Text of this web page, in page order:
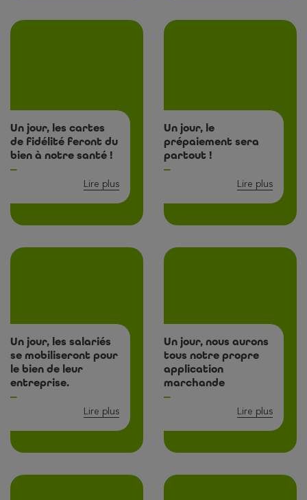
Un jour, les cartes
de fidélité feront du
bien à notre santé !
Lire plus
Un jour, le
prépaiement sera
partout !
Lire plus
Un jour, les salariés
se mobiliseront pour
le bien de leur
entreprise.
Lire plus
Un jour, nous aurons
tous notre propre
application
marchande
Lire plus